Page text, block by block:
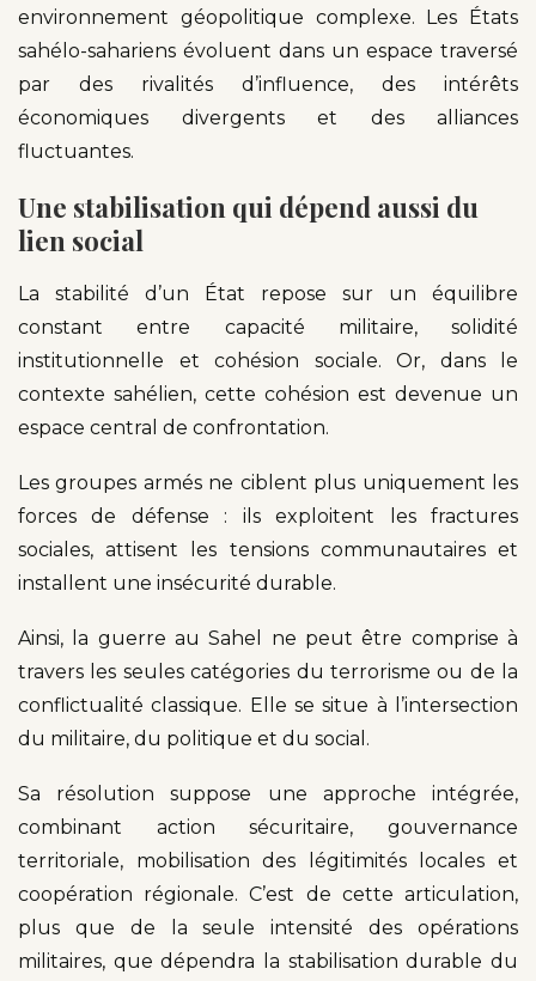
environnement géopolitique complexe. Les États
sahélo-sahariens évoluent dans un espace traversé
par des rivalités d’influence, des intérêts
économiques divergents et des alliances
fluctuantes.
Une stabilisation qui dépend aussi du
lien social
La stabilité d’un État repose sur un équilibre
constant entre capacité militaire, solidité
institutionnelle et cohésion sociale. Or, dans le
contexte sahélien, cette cohésion est devenue un
espace central de confrontation.
Les groupes armés ne ciblent plus uniquement les
forces de défense : ils exploitent les fractures
sociales, attisent les tensions communautaires et
installent une insécurité durable.
Ainsi, la guerre au Sahel ne peut être comprise à
travers les seules catégories du terrorisme ou de la
conflictualité classique. Elle se situe à l’intersection
du militaire, du politique et du social.
Sa résolution suppose une approche intégrée,
combinant action sécuritaire, gouvernance
territoriale, mobilisation des légitimités locales et
coopération régionale. C’est de cette articulation,
plus que de la seule intensité des opérations
militaires, que dépendra la stabilisation durable du